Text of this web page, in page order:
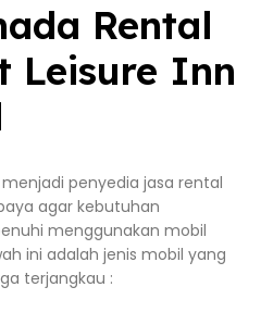
Rental
Leisure Inn
penyedia jasa rental
agar kebutuhan
menggunakan mobil
ini adalah jenis mobil yang
terjangkau :